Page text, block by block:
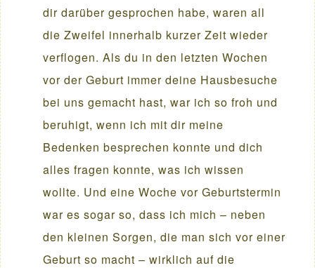
dir darüber gesprochen habe, waren all
die Zweifel innerhalb kurzer Zeit wieder
verflogen. Als du in den letzten Wochen
vor der Geburt immer deine Hausbesuche
bei uns gemacht hast, war ich so froh und
beruhigt, wenn ich mit dir meine
Bedenken besprechen konnte und dich
alles fragen konnte, was ich wissen
wollte. Und eine Woche vor Geburtstermin
war es sogar so, dass ich mich – neben
den kleinen Sorgen, die man sich vor einer
Geburt so macht – wirklich auf die